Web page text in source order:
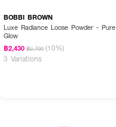
BOBBI BROWN
Luxe Radiance Loose Powder - Pure
Glow
฿2,430 ฿2,700 (10%)
3 Variations